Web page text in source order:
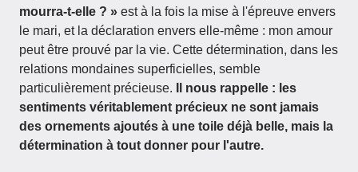
mourra-t-elle ? » est à la fois la mise à l'épreuve envers
le mari, et la déclaration envers elle-même : mon amour
peut être prouvé par la vie. Cette détermination, dans les
relations mondaines superficielles, semble
particulièrement précieuse.
Il nous rappelle : les
sentiments véritablement précieux ne sont jamais
des ornements ajoutés à une toile déjà belle, mais la
détermination à tout donner pour l'autre.